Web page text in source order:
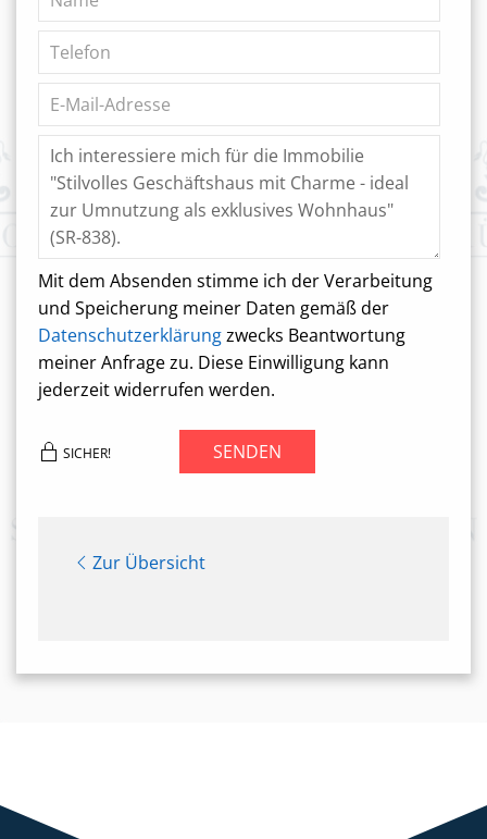
Mit dem Absenden stimme ich der Verarbeitung
und Speicherung meiner Daten gemäß der
Datenschutzerklärungzwecks Beantwortung
meiner Anfrage zu. Diese Einwilligung kann
jederzeit widerrufen werden.
SICHER! SENDEN
Zur Übersicht